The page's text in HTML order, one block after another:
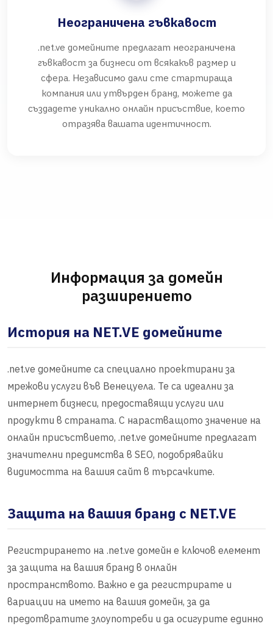
Неограничена гъвкавост
.net.ve домейните предлагат неограничена
гъвкавост за бизнеси от всякакъв размер и
сфера. Независимо дали сте стартираща
компания или утвърден бранд, можете да
създадете уникално онлайн присъствие, което
отразява вашата идентичност.
Информация за домейн
разширението
История на NET.VE домейните
.net.ve домейните са специално проектирани за
мрежови услуги във Венецуела. Те са идеални за
интернет бизнеси, предоставящи услуги или
продукти в страната. С нарастващото значение на
онлайн присъствието, .net.ve домейните предлагат
значителни предимства в SEO, подобрявайки
видимостта на вашия сайт в търсачките.
Защита на вашия бранд с NET.VE
Регистрирането на .net.ve домейн е ключов елемент
за защита на вашия бранд в онлайн
пространството. Важно е да регистрирате и
вариации на името на вашия домейн, за да
предотвратите злоупотреби и да осигурите единно